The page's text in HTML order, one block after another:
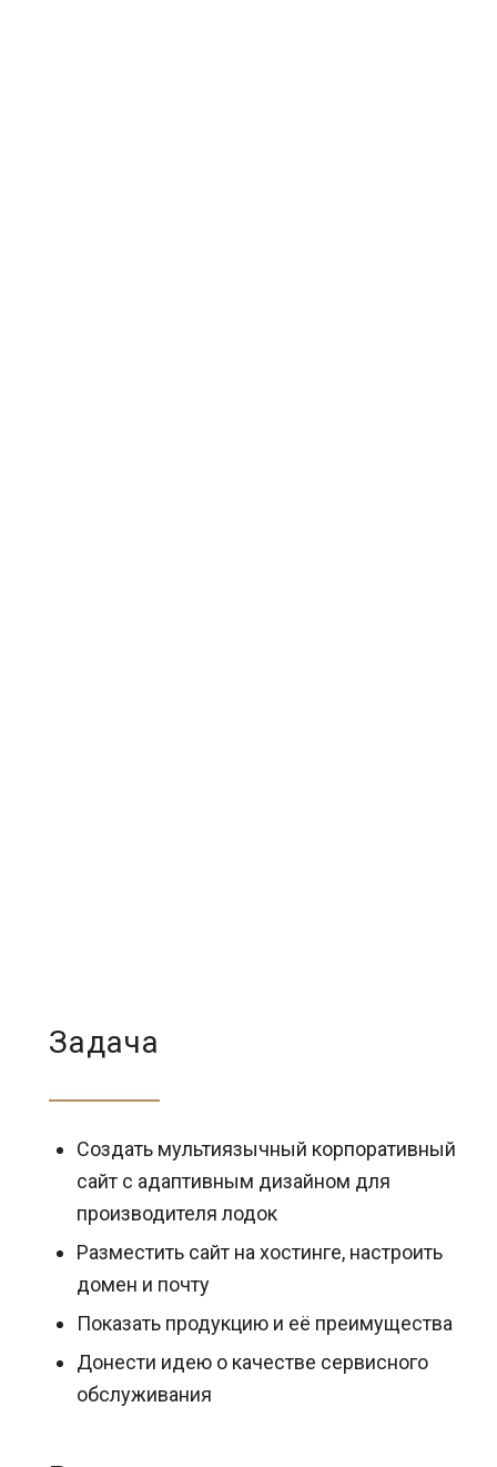
Задача
Создать мультиязычный корпоративный
сайт с адаптивным дизайном для
производителя лодок
Разместить сайт на хостинге, настроить
домен и почту
Показать продукцию и её преимущества
Донести идею о качестве сервисного
обслуживания